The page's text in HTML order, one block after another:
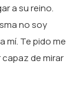
a su reino.
no soy
mí. Te pido me
de mirar